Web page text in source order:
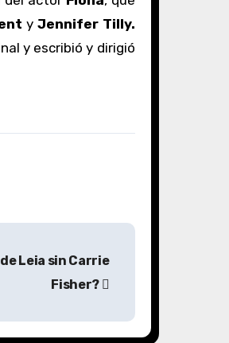
yJennifer Tilly.
y escribió y dirigió
Leia sin Carrie
Fisher?